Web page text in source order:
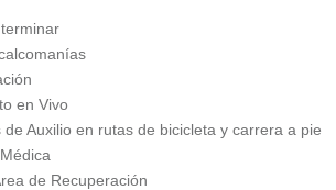
en Vivo
de Auxilio en rutas de bicicleta y carrera a pie
de Recuperación